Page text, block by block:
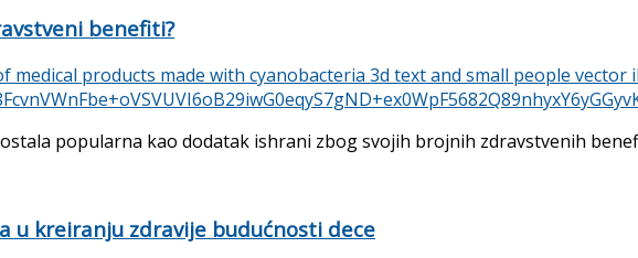
benefiti?
popularna kao dodatak ishrani zbog svojih brojnih zdravstvenih
kreiranju zdravije budućnosti dece